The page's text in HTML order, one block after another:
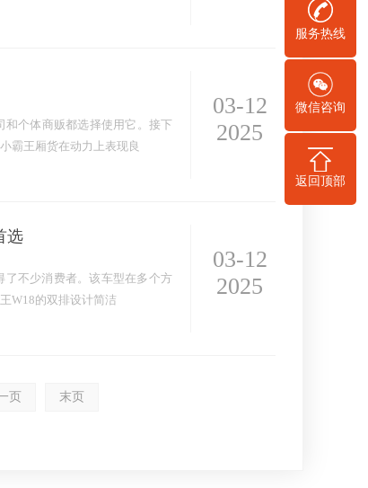
和个体商贩都选择使用它。接下
霸王厢货在动力上表现良
03-12
2025
选
了不少消费者。该车型在多个方
W18的双排设计简洁
03-12
2025
页 末页
服务热线
微信咨询
返回顶部